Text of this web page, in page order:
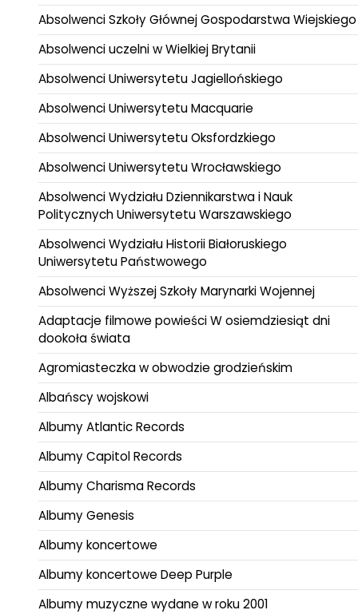
Absolwenci Szkoły Głównej Gospodarstwa Wiejskiego
Absolwenci uczelni w Wielkiej Brytanii
Absolwenci Uniwersytetu Jagiellońskiego
Absolwenci Uniwersytetu Macquarie
Absolwenci Uniwersytetu Oksfordzkiego
Absolwenci Uniwersytetu Wrocławskiego
Absolwenci Wydziału Dziennikarstwa i Nauk
Politycznych Uniwersytetu Warszawskiego
Absolwenci Wydziału Historii Białoruskiego
Uniwersytetu Państwowego
Absolwenci Wyższej Szkoły Marynarki Wojennej
Adaptacje filmowe powieści W osiemdziesiąt dni
dookoła świata
Agromiasteczka w obwodzie grodzieńskim
Albańscy wojskowi
Albumy Atlantic Records
Albumy Capitol Records
Albumy Charisma Records
Albumy Genesis
Albumy koncertowe
Albumy koncertowe Deep Purple
Albumy muzyczne wydane w roku 2001